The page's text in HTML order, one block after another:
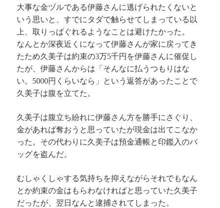
大事な金ヅルである伊藤さんに逃げられたくないと
いう思いと、すでにタダで触らせてしまっている以
上、取りっぱぐれるようなことは避けたかった。
なんとか深夜近くになって伊藤さんが家に戻ってき
たため久美子は約束の3万5千円を伊藤さんに催促し
たが、伊藤さんからは「そんなに払うつもりはな
い。5000円くらいなら」という返答があったことで
久美子は腹を立てた。
久美子は腹立ち紛れに伊藤さん方を勝手にさぐり、
金があれば奪おうと思っていたが現金は出てこなか
った。その代わりに久美子は預金通帳と印鑑入のバ
ッグを盗んだ。
むしゃくしゃする気持ちを抑えながらそれでもなん
とか約束の金はもらわなければと思っていた久美子
だったが、翌日なんと逮捕されてしまった。